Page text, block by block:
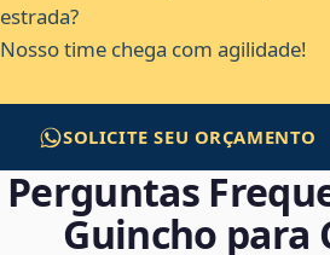
estrada?
Nosso time chega com agilidade!
SOLICITE SEU ORÇAMENTO
Perguntas
Guincho para